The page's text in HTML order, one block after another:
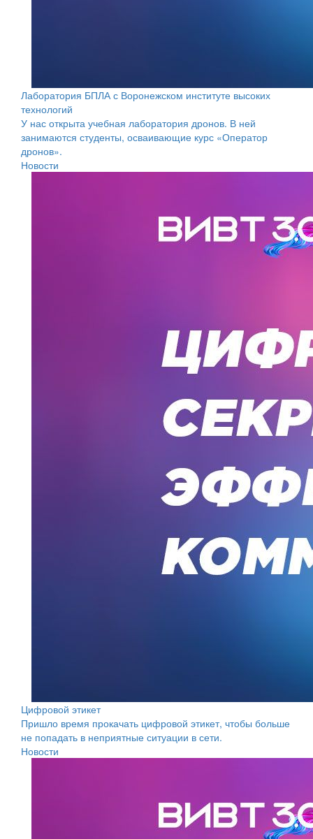
Лаборатория БПЛА с Воронежском институте высоких
технологий
У нас открыта учебная лаборатория дронов. В ней
занимаются студенты, осваивающие курс «Оператор
дронов».
Новости
Цифровой этикет
Пришло время прокачать цифровой этикет, чтобы больше
не попадать в неприятные ситуации в сети.
Новости